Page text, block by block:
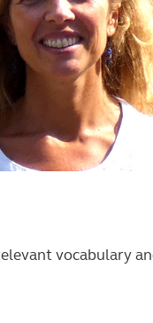
vocabulary